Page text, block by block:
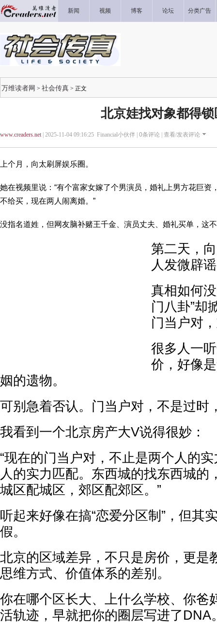
新闻 视频 博客 论坛 分类广告
万维读者网 > 社会传真 > 正文
北京娃找对象都得锁
www.creaders.net| 2025-11-04 09:16:25 Financial小伙伴 | 0条评论 | 查看/发表评论
上个月，向太刷屏娱乐圈。
她在视频里说：“有个富家女嫁了个男演员，婚礼上男方花巨资
不给买，现在两人闹离婚。”
没指名道姓，但网友脑补赌王千金、演员丈夫、婚礼买单，这
第二天，
人发微辟
真相如何
门八卦”却
门当户对
很多人一
价，好像
姻的遗物。
可别急着否认。门当户对，不是过时
我看到一个北京房产大V说得很妙：
“现在的门当户对，不止是两个人的
人的实力匹配。东西城的找东西城的
城区配城区，郊区配郊区。”
听起来好像在搞“恋爱分区制”，但其
假。
北京的区域差异，不只是房价，更是
思维方式、价值体系的差别。
你在哪个区长大、上什么学校、你爸
活轨迹，早就把你的圈层写进了DNA